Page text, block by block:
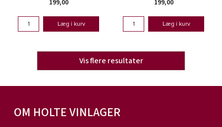
199,00
Læg i kurv
199,00
Læg i kurv
Vis flere resultater
OM HOLTE VINLAGER